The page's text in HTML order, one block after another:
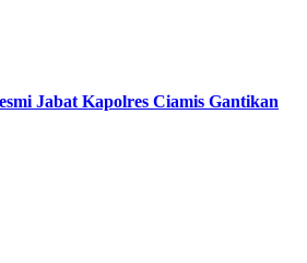
Jabat Kapolres Ciamis Gantikan